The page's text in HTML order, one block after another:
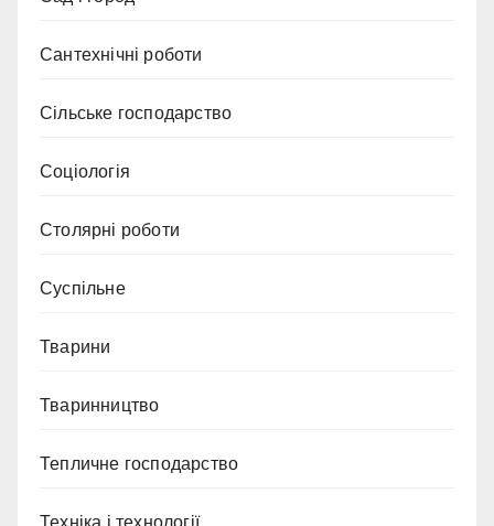
Сантехнічні роботи
Сільське господарство
Соціологія
Столярні роботи
Суспільне
Тварини
Тваринництво
Тепличне господарство